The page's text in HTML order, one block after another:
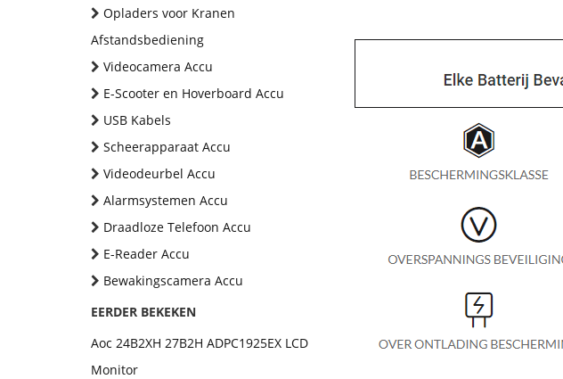
Opladers voor Kranen
Afstandsbediening
Videocamera Accu
E-Scooter en Hoverboard Accu
USB Kabels
Scheerapparaat Accu
Videodeurbel Accu
Alarmsystemen Accu
Draadloze Telefoon Accu
E-Reader Accu
Bewakingscamera Accu
EERDER BEKEKEN
Aoc 24B2XH 27B2H ADPC1925EX LCD
Monitor